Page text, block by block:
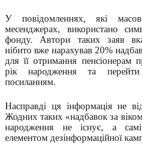
У повідомленнях, які
месенджерах, використано
фонду. Автори таких заяв
нібито вже нарахував 20%
для її отримання пенсіонерам
рік народження та
посиланням.
Насправді ця інформація не
Жодних таких «надбавок за
народження не існує, а
елементом дезінформаційної